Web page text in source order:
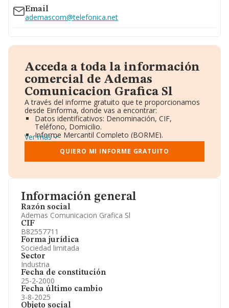
Información general
Razón social
Ademas Comunicacion Grafica Sl
CIF
B82557711
Forma jurídica
Sociedad limitada
Sector
Industria
Fecha de constitución
25-2-2000
Fecha último cambio
3-8-2025
Objeto social
Email
ademascom@telefonica.net
Acceda a toda la información
comercial de Ademas
Comunicacion Grafica Sl
A través del informe gratuito que te proporcionamos
desde Einforma, donde vas a encontrar:
Datos identificativos: Denominación, CIF,
Teléfono, Domicilio.
Informe Mercantil Completo (BORME).
Gráficos de Evolución Ventas y Empleados.
Consejo de Administración y Administradores.
Directivos y Ejecutivos.
Información oficial y registral complementaria.
Ver más
QUIERO MI INFORME GRATUITO